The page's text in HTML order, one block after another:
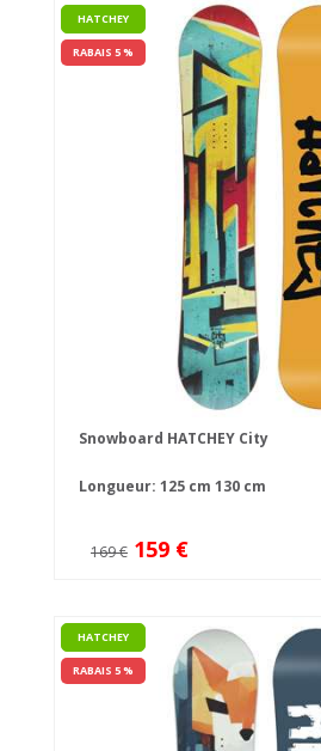
HATCHEY
RABAIS 5 %
Snowboard HATCHEY City
Longueur: 125 cm 130 cm
169 € 159 €
HATCHEY
RABAIS 5 %